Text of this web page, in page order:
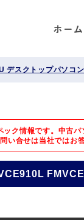
デスクトップパソコン
ック情報です。中古
い合せは当社ではお